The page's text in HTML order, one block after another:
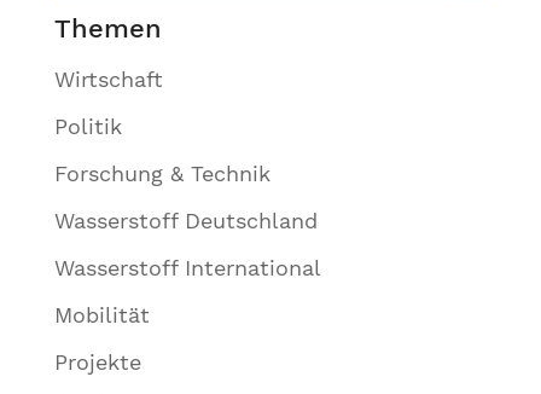
Themen
Wirtschaft
Politik
Forschung & Technik
Wasserstoff Deutschland
Wasserstoff International
Mobilität
Projekte